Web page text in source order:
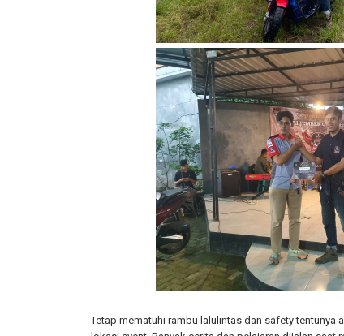
Tetap mematuhi rambu lalulintas dan safety tentunya